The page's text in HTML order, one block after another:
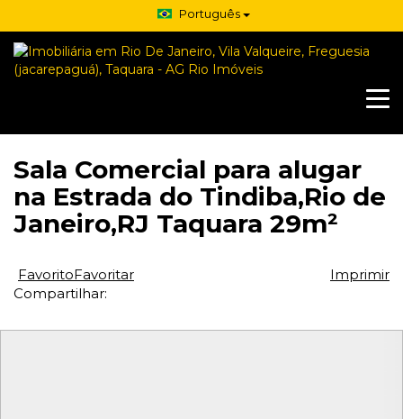
Português
Sala Comercial para alugar
na Estrada do Tindiba,Rio de
Janeiro,RJ Taquara 29m²
FavoritoFavoritar
Imprimir
Compartilhar: